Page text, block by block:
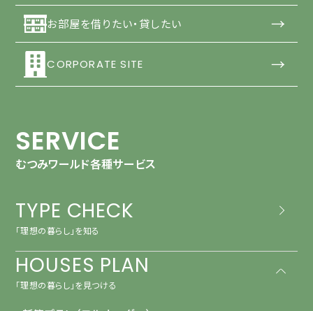
お部屋を借りたい・貸したい →
CORPORATE SITE →
SERVICE
むつみワールド各種サービス
TYPE CHECK
「理想の暮らし」を知る
HOUSES PLAN
「理想の暮らし」を見つける